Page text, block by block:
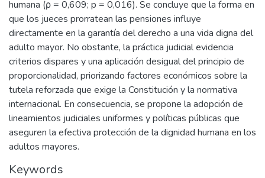
humana (ρ = 0,609; p = 0,016). Se concluye que la forma en
que los jueces prorratean las pensiones influye
directamente en la garantía del derecho a una vida digna del
adulto mayor. No obstante, la práctica judicial evidencia
criterios dispares y una aplicación desigual del principio de
proporcionalidad, priorizando factores económicos sobre la
tutela reforzada que exige la Constitución y la normativa
internacional. En consecuencia, se propone la adopción de
lineamientos judiciales uniformes y políticas públicas que
aseguren la efectiva protección de la dignidad humana en los
adultos mayores.
Keywords